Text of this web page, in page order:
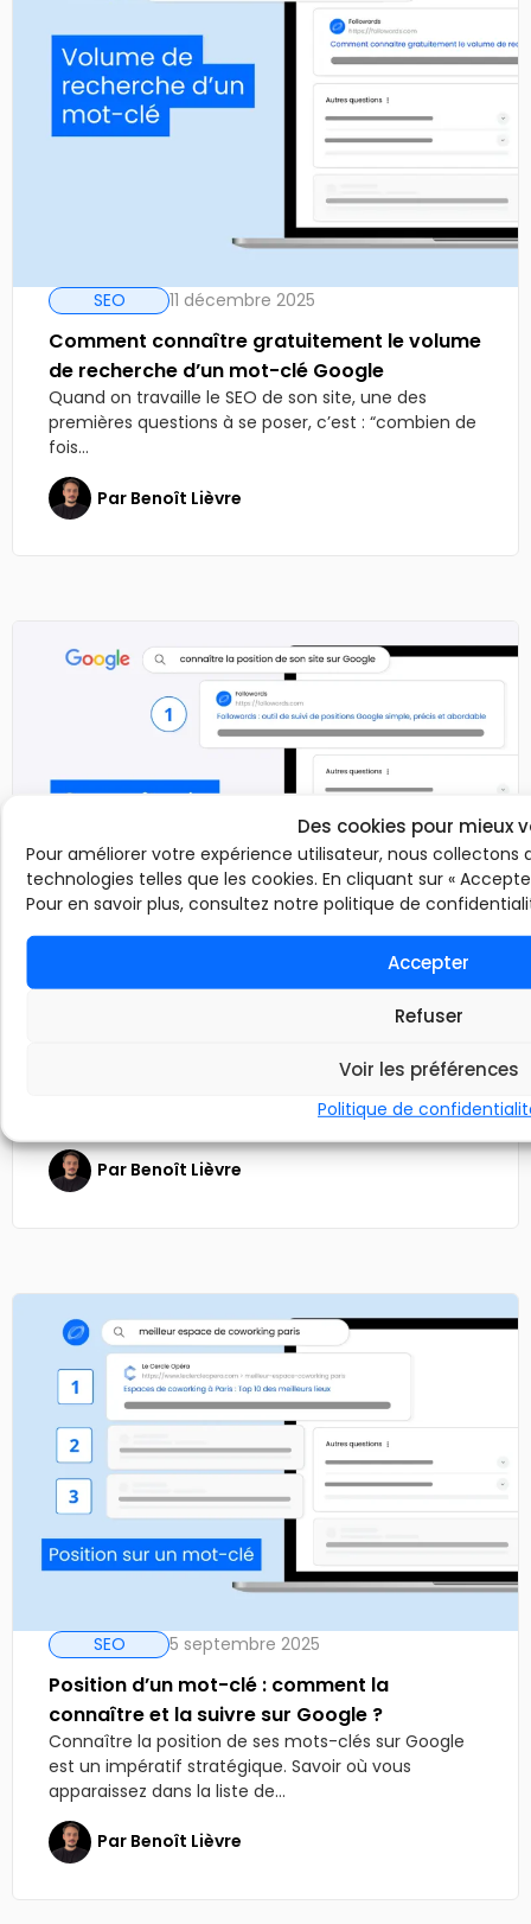
Des cookies pour mieux
Pour améliorer votre expérience utilisateur, nous collectons
technologies telles que les cookies. En cliquant sur «
Pour en savoir plus, consultez notre politique de
Accepter
Refuser
Voir les préférences
Politique de
SEO 11 décembre 2025
Comment connaître gratuitement le volume
de recherche d’un mot-clé Google
Quand on travaille le SEO de son site, une des
premières questions à se poser, c’est : “combien de
fois...
Par Benoît Lièvre
Comment connaître le positionnement de
Lorsqu’on investit du temps dans la stratégie de
Par Benoît Lièvre
SEO 5 septembre 2025
Position d’un mot-clé : comment la
connaître et la suivre sur Google ?
Connaître la position de ses mots-clés sur Google
est un impératif stratégique. Savoir où vous
apparaissez dans la liste de...
Par Benoît Lièvre